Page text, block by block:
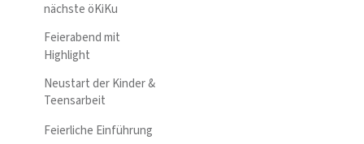
nächste öKiKu
Feierabend mit
Highlight
Neustart der Kinder &
Teensarbeit
Feierliche Einführung